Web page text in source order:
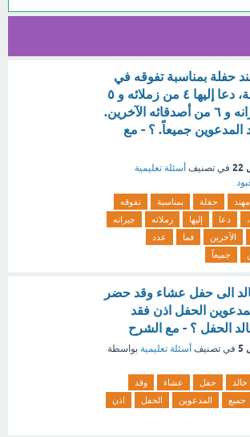
حفلة بمناسبة تفوقه في
المدرسة، دعا إليها ٤ من زملائه و ٥
من جيرانه و ٦ من أصدقائه الآخرين.
المدعوين جميعاً. ؟ - مع
في تصنيف أسئلة تعليمية
مهند حفلة بمناسبة
تفوقه
دعا إليها زملائه
جيرانه
الآخرين فما
عدد
جميعاً
الى حفل عشاء وقد حضر
الحفل اذن فقد
الحفل ؟ - مع الشرح
في تصنيف أسئلة تعليمية بواسطة
خالد حفل عشاء
وقد
جميع المدعوين الحفل
اذن